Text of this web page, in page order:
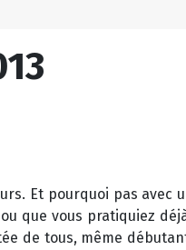
Et pourquoi pas avec
que vous pratiquiez
de tous, même